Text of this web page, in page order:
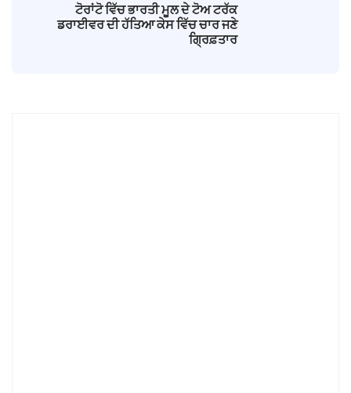
ਟੋਰਾਂਟੋ ਵਿੱਚ ਭਾਰਤੀ ਮੂਲ ਦੇ ਟੋਅ ਟਰੱਕ
ਡਰਾਈਵਰ ਦੀ ਹੱਤਿਆ ਕੇਸ ਵਿੱਚ ਚਾਰ ਜਣੇ
ਗ੍ਰਿਫ਼ਤਾਰ